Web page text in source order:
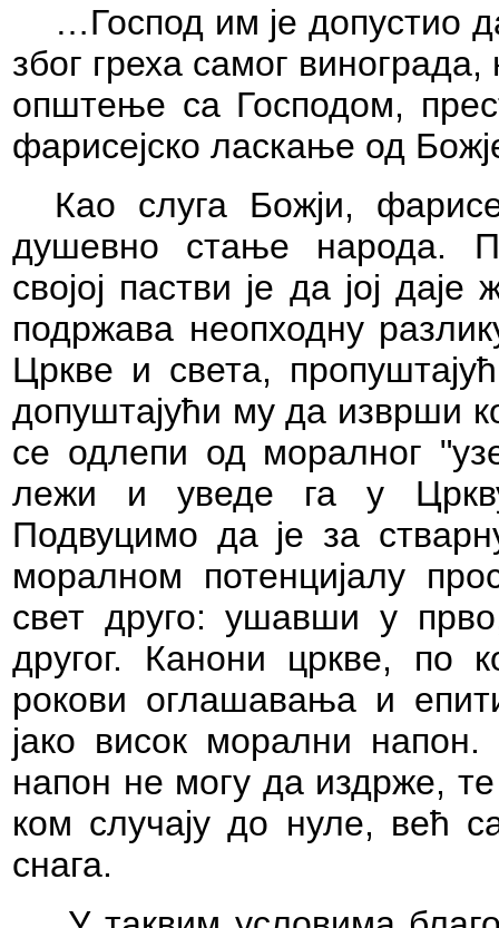
…Господ им је допустио
због греха самог винограда,
општење са Господом,
фарисејско ласкање од
Као слуга Божји,
душевно стање народа.
својој пастви је да јој
подржава неопходну
Цркве и света,
допуштајући му да изврши
се одлепи од моралног
лежи и уведе га у
Подвуцимо да је за
моралном потенцијалу
свет друго: ушавши у
другог. Канони цркве, по
рокови оглашавања и
јако висок морални
напон не могу да издрже,
ком случају до нуле, већ
снага.